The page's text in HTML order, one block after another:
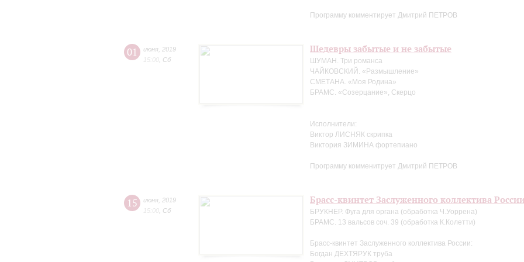
Программу комментирует Дмитрий ПЕТРОВ
01 июня 2019
15:00 Сб
Шедевры забытые и не забытые
ШУМАН. Три романса
ЧАЙКОВСКИЙ. «Размышление»
СМЕТАНА. «Моя Родина»
БРАМС. «Созерцание», Скерцо
Исполнители:
Виктор ЛИСНЯК скрипка
Виктория ЗИМИНА фортепиано
Программу комменитрует Дмитрий ПЕТРОВ
15 июня 2019
15:00 Сб
Брасс-квинтет Заслуженного коллектива
БРУКНЕР. Фуга для органа (обработка Ч.Уоррена)
БРАМС. 13 вальсов соч. 39 (обработка К.Колетти)
Брасс-квинтет Заслуженного коллектива России:
Богдан ДЕХТЯРУК труба